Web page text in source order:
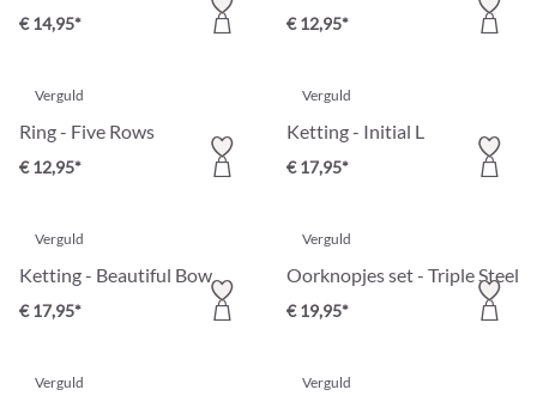
€ 14,95* € 12,95*
Verguld
Ring - Five Rows
€ 12,95*
Verguld
Ketting - Initial L
€ 17,95*
Verguld
Ketting - Beautiful Bow
€ 17,95*
Verguld
Oorknopjes set - Triple Steel
€ 19,95*
Verguld Verguld